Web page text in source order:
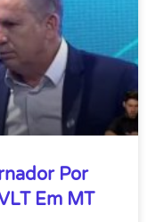
Por
Em MT